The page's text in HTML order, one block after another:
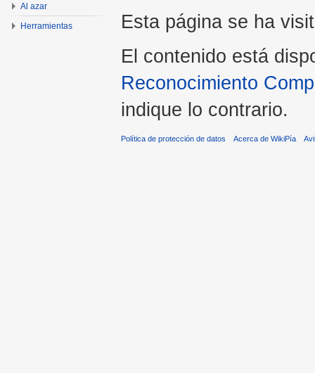
Al azar
Herramientas
Esta página se ha
El contenido está
Reconocimiento
indique lo contrario.
Política de protección de datos Acerca de WikiPía